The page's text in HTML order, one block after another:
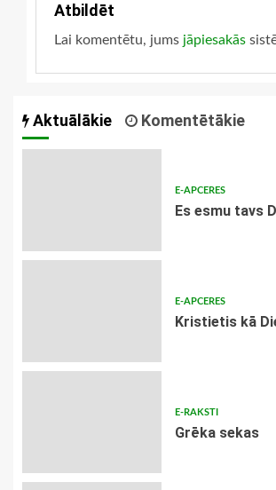
Atbildēt
Lai komentētu, jums jāpiesakās
Aktuālākie Komentētākie
E-APCERES
Es esmu tavs
E-APCERES
Kristietis kā
E-RAKSTI
Grēka sekas